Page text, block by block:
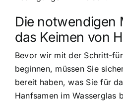
Die notwendigen
das Keimen von
Bevor wir mit der Schritt-
beginnen, müssen Sie
bereit haben, was Sie für
Hanfsamen im Wasserglas